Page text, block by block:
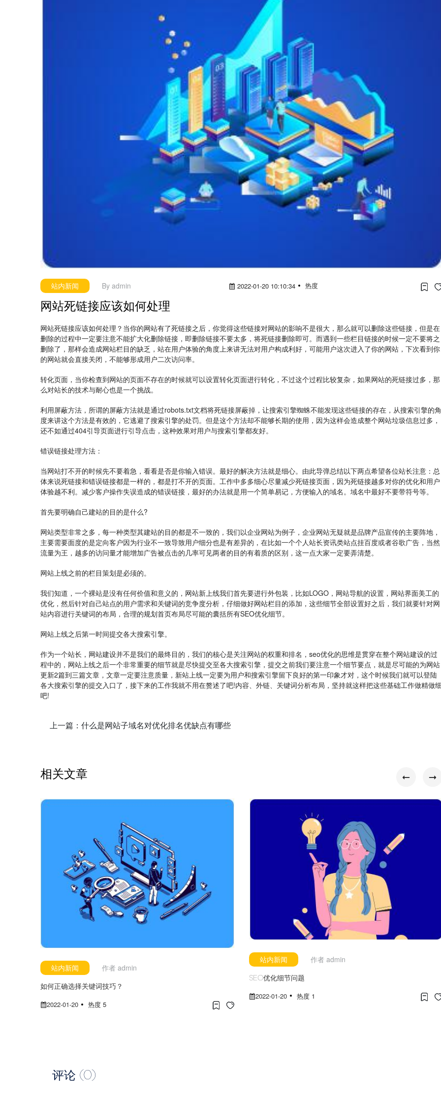
站内新闻 By admin 2022-01-20 10:10:34 热度
网站死链接应该如何处理
网站死链接应该如何处理？当你的网站有了死链接之后，你觉得这些链接对网站的影响不是很大，那么就可以删除这些链接，但是在
删除的过程中一定要注意不能扩大化删除链接，即删除链接不要太多，将死链接删除即可。而遇到一些栏目链接的时候一定不要将之
删除了，那样会造成网站栏目的缺乏，站在用户体验的角度上来讲无法对用户构成利好，可能用户这次进入了你的网站，下次看到你
的网站就会直接关闭，不能够形成用户二次访问率。
转化页面，当你检查到网站的页面不存在的时候就可以设置转化页面进行转化，不过这个过程比较复杂，如果网站的死链接过多，那
么对站长的技术与耐心也是一个挑战。
利用屏蔽方法，所谓的屏蔽方法就是通过robots.txt文档将死链接屏蔽掉，让搜索引擎蜘蛛不能发现这些链接的存在，从搜索引擎的角
度来讲这个方法是有效的，它逃避了搜索引擎的处罚。但是这个方法却不能够长期的使用，因为这样会造成整个网站垃圾信息过多，
还不如通过404引导页面进行引导点击，这种效果对用户与搜索引擎都友好。
错误链接处理方法：
当网站打不开的时候先不要着急，看看是否是你输入错误。最好的解决方法就是细心。由此导弹总结以下两点希望各位站长注意：总
体来说死链接和错误链接都是一样的，都是打不开的页面。工作中多多细心尽量减少死链接页面，因为死链接越多对你的优化和用户
体验越不利。减少客户操作失误造成的错误链接，最好的办法就是用一个简单易记，方便输入的域名。域名中最好不要带符号等。
首先要明确自己建站的目的是什么?
网站类型非常之多，每一种类型其建站的目的都是不一致的，我们以企业网站为例子，企业网站无疑就是品牌产品宣传的主要阵地，
主要需要面度的是定向客户因为行业不一致导致用户细分也是有差异的，在比如一个个人站长资讯类站点挂百度或者谷歌广告，当然
流量为王，越多的访问量才能增加广告被点击的几率可见两者的目的有着质的区别，这一点大家一定要弄清楚。
网站上线之前的栏目策划是必须的。
我们知道，一个裸站是没有任何价值和意义的，网站新上线我们首先要进行外包装，比如LOGO，网站导航的设置，网站界面美工的
优化，然后针对自己站点的用户需求和关键词的竞争度分析，仔细做好网站栏目的添加，这些细节全部设置好之后，我们就要针对网
站内容进行关键词的布局，合理的规划首页布局尽可能的囊括所有SEO优化细节。
网站上线之后第一时间提交各大搜索引擎。
作为一个站长，网站建设并不是我们的最终目的，我们的核心是关注网站的权重和排名，seo优化的思维是贯穿在整个网站建设的过
程中的，网站上线之后一个非常重要的细节就是尽快提交至各大搜索引擎，提交之前我们要注意一个细节要点，就是尽可能的为网站
更新2篇到三篇文章，文章一定要注意质量，新站上线一定要为用户和搜索引擎留下良好的第一印象才对，这个时候我们就可以登陆
各大搜索引擎的提交入口了，接下来的工作我就不用在赘述了吧!内容、外链、关键词分析布局，坚持就这样把这些基础工作做精做
吧!
上一篇：什么是网站子域名对优化排名优缺点有哪些
相关文章
站内新闻 作者 admin
如何正确选择关键词技巧？
2022-01-20 热度 5
站内新闻 作者 admin
SEO优化细节问题
2022-01-20 热度 1
评论 (0)